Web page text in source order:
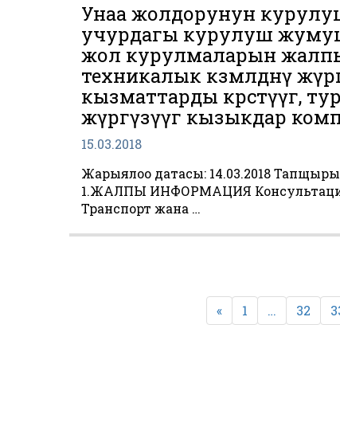
Унаа жолдорунун
учурдагы курулуш
жол курулмаларын
техникалык көзөмөлдөөнү
кызматтарды көрсөтүүгө,
жүргүзүүгө кызыкдар
15.03.2018
Жарыялоо датасы: 14.03.2018
1.ЖАЛПЫ ИНФОРМАЦИЯ
Транспорт жана …
записей
« 1 … 32